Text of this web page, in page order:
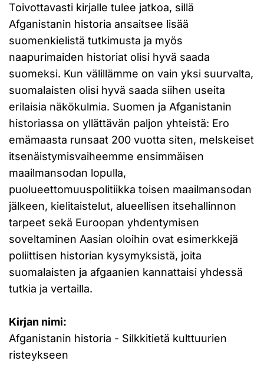
Toivottavasti kirjalle tulee jatkoa, sillä
Afganistanin historia ansaitsee lisää
suomenkielistä tutkimusta ja myös
naapurimaiden historiat olisi hyvä saada
suomeksi. Kun välillämme on vain yksi suurvalta,
suomalaisten olisi hyvä saada siihen useita
erilaisia näkökulmia. Suomen ja Afganistanin
historiassa on yllättävän paljon yhteistä: Ero
emämaasta runsaat 200 vuotta siten, melskeiset
itsenäistymisvaiheemme ensimmäisen
maailmansodan lopulla,
puolueettomuuspolitiikka toisen maailmansodan
jälkeen, kielitaistelut, alueellisen itsehallinnon
tarpeet sekä Euroopan yhdentymisen
soveltaminen Aasian oloihin ovat esimerkkejä
poliittisen historian kysymyksistä, joita
suomalaisten ja afgaanien kannattaisi yhdessä
tutkia ja vertailla.
Kirjan nimi:
Afganistanin historia - Silkkitietä kulttuurien
risteykseen